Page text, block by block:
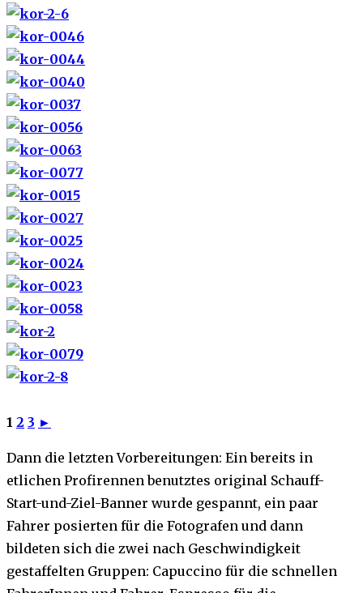
1 2 3 ►
Dann die letzten Vorbereitungen: Ein bereits in
etlichen Profirennen benutztes original Schauff-
Start-und-Ziel-Banner wurde gespannt, ein paar
Fahrer posierten für die Fotografen und dann
bildeten sich die zwei nach Geschwindigkeit
gestaffelten Gruppen: Capuccino für die schnellen